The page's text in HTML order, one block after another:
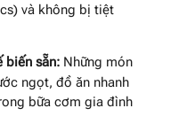
và không bị tiệt
biến sẵn:Những món
ngọt, đồ ăn nhanh
bữa cơm gia đình